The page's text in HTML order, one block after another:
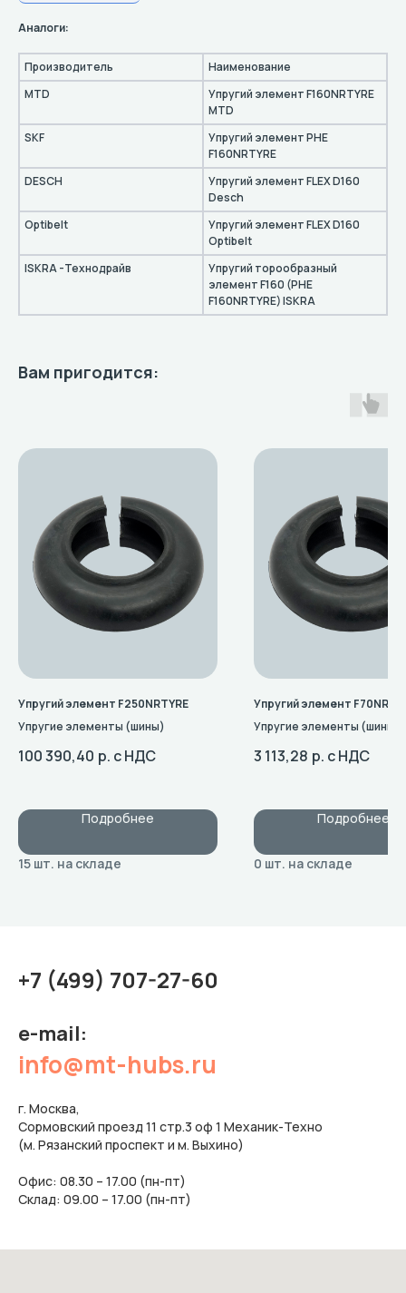
Аналоги:
Производитель
Наименование
MTD
Упругий элемент F160NRTYRE
MTD
SKF
Упругий элемент PHE
F160NRTYRE
DESCH
Упругий элемент FLEX D160
Desch
Optibelt
Упругий элемент FLEX D160
Optibelt
ISKRA -Технодрайв
Упругий торообразный
элемент F160 (PHE
F160NRTYRE) ISKRA
Вам пригодится:
Упругий элемент F250NRTYRE
Упругие элементы (шины)
100 390,40 р. с НДС
Подробнее
Упругий элемент
Упругие элементы (шины)
3 113,28 р. с НДС
Подробнее
+7 (499) 707-27-60
e-mail:
info@mt-hubs.ru
г. Москва,
Сормовский проезд 11 стр.3 оф 1 Механик-Техно
(м. Рязанский проспект и м. Выхино)
Офис: 08.30 – 17.00 (пн-пт)
Склад: 09.00 – 17.00 (пн-пт)